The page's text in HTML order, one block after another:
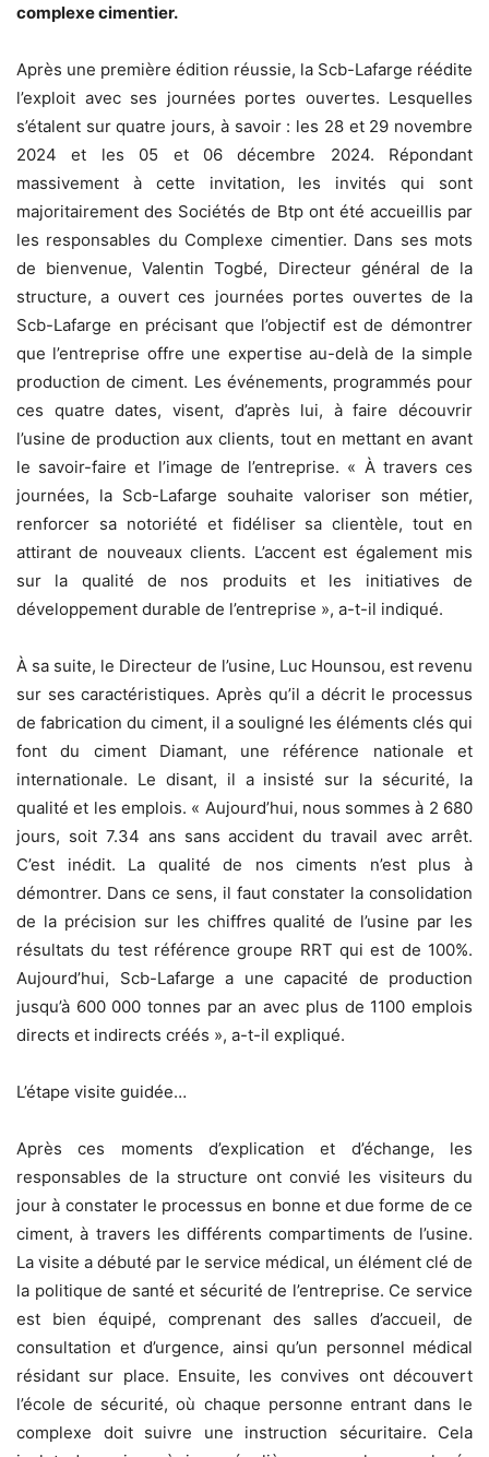
complexe cimentier.
Après une première édition réussie, la Scb-Lafarge réédite
l’exploit avec ses journées portes ouvertes. Lesquelles
s’étalent sur quatre jours, à savoir : les 28 et 29 novembre
2024 et les 05 et 06 décembre 2024. Répondant
massivement à cette invitation, les invités qui sont
majoritairement des Sociétés de Btp ont été accueillis par
les responsables du Complexe cimentier. Dans ses mots
de bienvenue, Valentin Togbé, Directeur général de la
structure, a ouvert ces journées portes ouvertes de la
Scb-Lafarge en précisant que l’objectif est de démontrer
que l’entreprise offre une expertise au-delà de la simple
production de ciment. Les événements, programmés pour
ces quatre dates, visent, d’après lui, à faire découvrir
l’usine de production aux clients, tout en mettant en avant
le savoir-faire et l’image de l’entreprise. « À travers ces
journées, la Scb-Lafarge souhaite valoriser son métier,
renforcer sa notoriété et fidéliser sa clientèle, tout en
attirant de nouveaux clients. L’accent est également mis
sur la qualité de nos produits et les initiatives de
développement durable de l’entreprise », a-t-il indiqué.
À sa suite, le Directeur de l’usine, Luc Hounsou, est revenu
sur ses caractéristiques. Après qu’il a décrit le processus
de fabrication du ciment, il a souligné les éléments clés qui
font du ciment Diamant, une référence nationale et
internationale. Le disant, il a insisté sur la sécurité, la
qualité et les emplois. « Aujourd’hui, nous sommes à 2 680
jours, soit 7.34 ans sans accident du travail avec arrêt.
C’est inédit. La qualité de nos ciments n’est plus à
démontrer. Dans ce sens, il faut constater la consolidation
de la précision sur les chiffres qualité de l’usine par les
résultats du test référence groupe RRT qui est de 100%.
Aujourd’hui, Scb-Lafarge a une capacité de production
jusqu’à 600 000 tonnes par an avec plus de 1100 emplois
directs et indirects créés », a-t-il expliqué.
L’étape visite guidée…
Après ces moments d’explication et d’échange, les
responsables de la structure ont convié les visiteurs du
jour à constater le processus en bonne et due forme de ce
ciment, à travers les différents compartiments de l’usine.
La visite a débuté par le service médical, un élément clé de
la politique de santé et sécurité de l’entreprise. Ce service
est bien équipé, comprenant des salles d’accueil, de
consultation et d’urgence, ainsi qu’un personnel médical
résidant sur place. Ensuite, les convives ont découvert
l’école de sécurité, où chaque personne entrant dans le
complexe doit suivre une instruction sécuritaire. Cela